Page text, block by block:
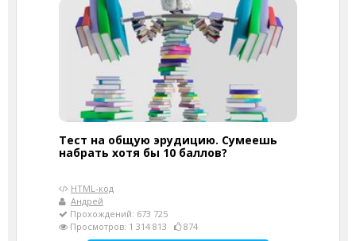
Тест на общую эрудицию. Сумеешь
набрать хотя бы 10 баллов?
HTML-код
Андрей
Прохождений: 673 725
Просмотров: 1 314 813
874